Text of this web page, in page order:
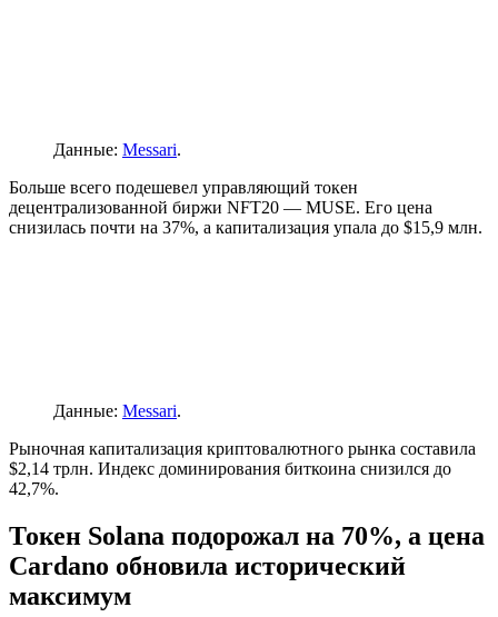
Данные: Messari.
Больше всего подешевел управляющий токен
децентрализованной биржи NFT20 — MUSE. Его цена
снизилась почти на 37%, а капитализация упала до $15,9 млн.
Данные: Messari.
Рыночная капитализация криптовалютного рынка составила
$2,14 трлн. Индекс доминирования биткоина снизился до
42,7%.
Токен Solana подорожал на 70%, а цена
Cardano обновила исторический
максимум